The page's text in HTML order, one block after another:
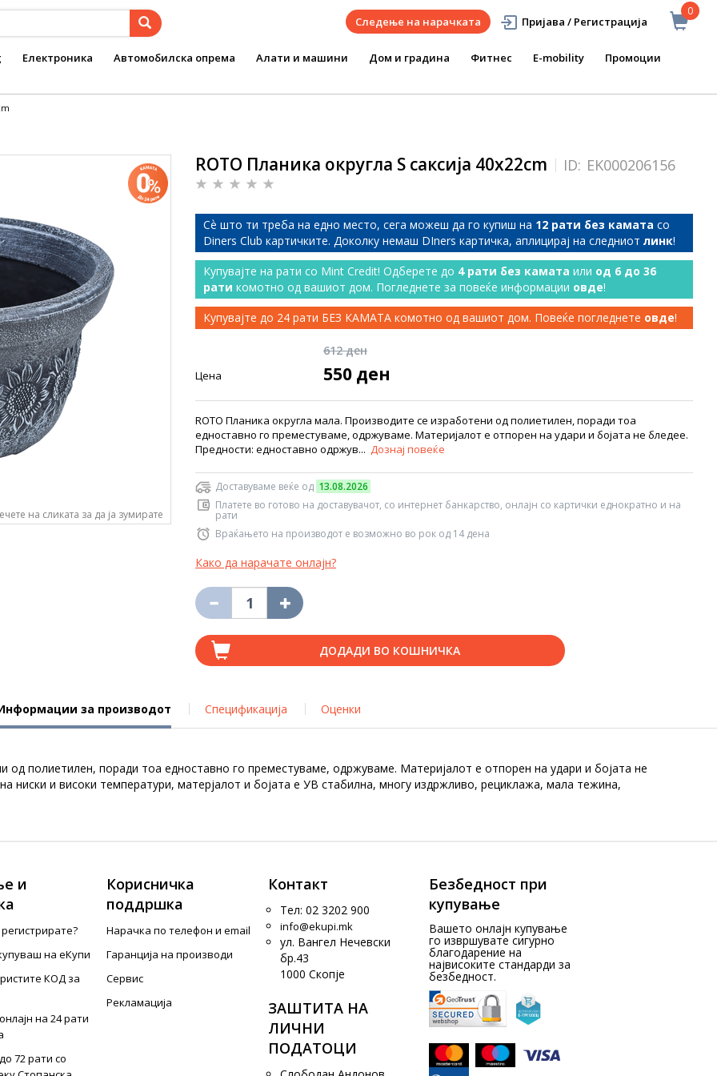
0
Следење на нарачката Пријава / Регистрација
Електроника Автомобилска опрема Алати и машини Дом и градина Фитнес E-mobility Промоции
на сликата за да ја зумирате
ROTO Планика округла S саксија 40x22cm ID: EK000206156
Сѐ што ти треба на едно место, сега можеш да го купиш на 12 рати без камата со
Diners Club картичките. Доколку немаш DIners картичка, аплицирај на следниот линк!
Купувајте на рати со Mint Credit! Одберете до 4 рати без камата или од 6 до 36
рати комотно од вашиот дом. Погледнете за повеќе информации овде!
Купувајте до 24 рати БЕЗ КАМАТА комотно од вашиот дом. Повеќе погледнете овде!
612 ден
Цена 550 ден
ROTO Планика округла мала. Производите се изработени од полиетилен, поради тоа
едноставно го преместуваме, одржуваме. Материјалот е отпорен на удари и бојата не бледее.
Предности: едноставно одржув... Дознај повеќе
Доставуваме веќе од 13.08.2026
Платете во готово на доставувачот, со интернет банкарство, онлајн со картички еднократно и на
рати
Враќањето на производот е возможно во рок од 14 дена
Како да нарачате онлајн?
ДОДАДИ ВО КОШНИЧКА
за производот Спецификација Оценки
од полиетилен, поради тоа едноставно го преместуваме, одржуваме. Материјалот е отпорен на удари и бојата не
ниски и високи температури, матерјалот и бојата е УВ стабилна, многу издржливо, рециклажа, мала тежина,
и
на еКупи
КОД за
на 24 рати
72 рати со
Корисничка
поддршка
Нарачка по телефон и еmail
Гаранција на производи
Сервис
Рекламација
Контакт
Тел: 02 3202 900
info@ekupi.mk
ул. Вангел Нечевски
бр.43
1000 Скопје
ЗАШТИТА НА
ЛИЧНИ
ПОДАТОЦИ
Безбедност при
купување
Вашето онлајн купување
го извршувате сигурно
благодарение на
највисоките стандарди за
безбедност.